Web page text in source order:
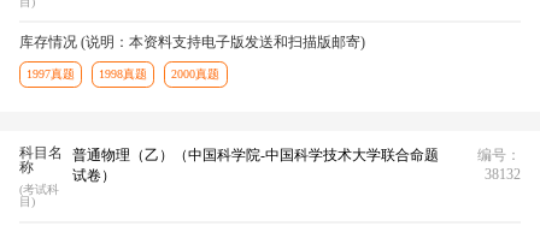
库存情况 (说明：本资料支持电子版发送和扫描版邮寄)
1997真题 1998真题 2000真题
科目名
称
(考试科
目)
普通物理（乙）（中国科学院-中国科学技术大学联合命题
试卷）
编号：
38132